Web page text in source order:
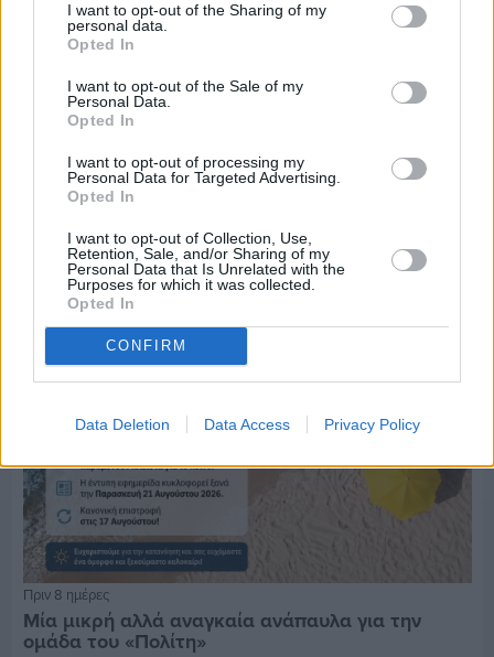
I want to opt-out of the Sharing of my
personal data.
Opted In
I want to opt-out of the Sale of my
Personal Data.
Opted In
I want to opt-out of processing my
Personal Data for Targeted Advertising.
Opted In
I want to opt-out of Collection, Use,
Retention, Sale, and/or Sharing of my
Personal Data that Is Unrelated with the
Purposes for which it was collected.
Opted In
CONFIRM
Data Deletion Data Access Privacy Policy
Πριν 6 ημέρες
Ο καιρός στη Χίο, σήμερα 3 Αυγούστου 2026
Πριν 8 ημέρες
Μία μικρή αλλά αναγκαία ανάπαυλα για την
ομάδα του «Πολίτη»